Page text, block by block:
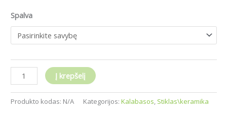
Spalva
Į krepšelį
Produkto kodas: N/A Kategorijos: Kalabasos, Stiklas\keramika